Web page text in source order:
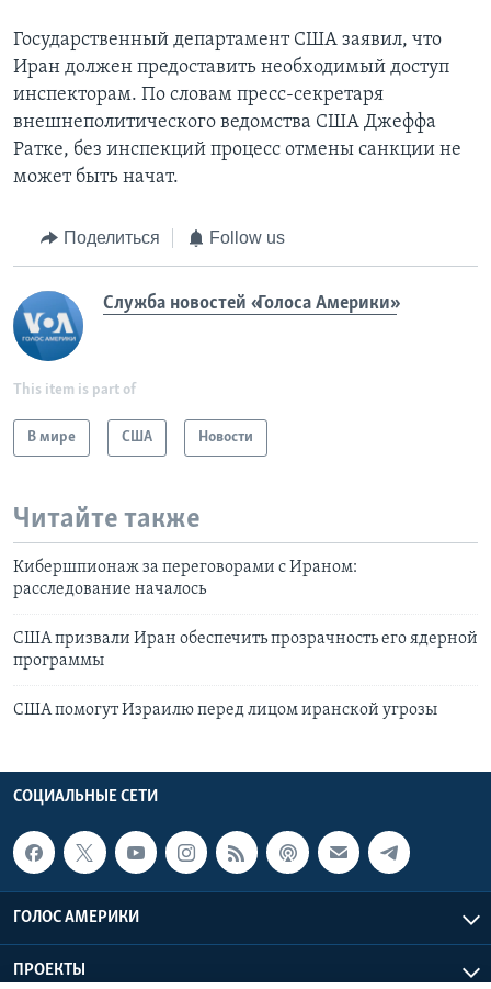
Государственный департамент США заявил, что
Иран должен предоставить необходимый доступ
инспекторам. По словам пресс-секретаря
внешнеполитического ведомства США Джеффа
Ратке, без инспекций процесс отмены санкции не
может быть начат.
Поделиться Follow us
Служба новостей «Голоса Америки»
This item is part of
В мире США Новости
Читайте также
Кибершпионаж за переговорами с Ираном:
расследование началось
США призвали Иран обеспечить прозрачность его ядерной
программы
США помогут Израилю перед лицом иранской угрозы
СОЦИАЛЬНЫЕ СЕТИ
ГОЛОС АМЕРИКИ
ПРОЕКТЫ